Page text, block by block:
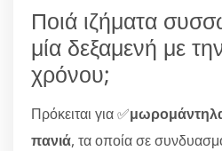
Ποιά ιζήματα
μία δεξαμενή με
χρόνου;
Πρόκειται για ✅
πανιά, τα οποία σε